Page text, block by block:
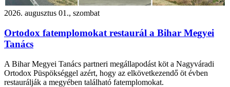
2026. augusztus 01., szombat
Ortodox fatemplomokat restaurál a Bihar Megyei
Tanács
A Bihar Megyei Tanács partneri megállapodást köt a Nagyváradi
Ortodox Püspökséggel azért, hogy az elkövetkezendő öt évben
restaurálják a megyében található fatemplomokat.